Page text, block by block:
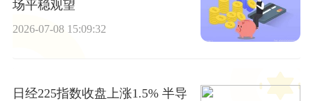
场平稳观望
2026-07-08 15:09:32
日经225指数收盘上涨1.5% 半导